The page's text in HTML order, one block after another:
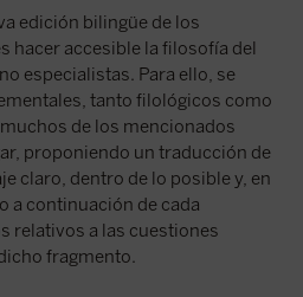
edición bilingüe de los
hacer accesible la filosofía del
especialistas. Para ello, se
tanto filológicos como
de los mencionados
proponiendo un traducción de
claro, dentro de lo posible y, en
a continuación de cada
relativos a las cuestiones
fragmento.